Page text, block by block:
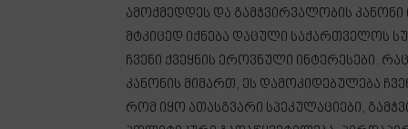
ამოქმედდეს და გამჭვირვალობის
მტკიცედ იქნება დაცული საქართველოს
ჩვენი ქვეყნის ეროვნული ინტერესები.
კანონის მიმართ, ეს დამოკიდებულება
რომ იყო ათასგვარი სპეკულაციები,